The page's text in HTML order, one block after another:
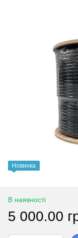
Новинка
В наявності
5 000.00